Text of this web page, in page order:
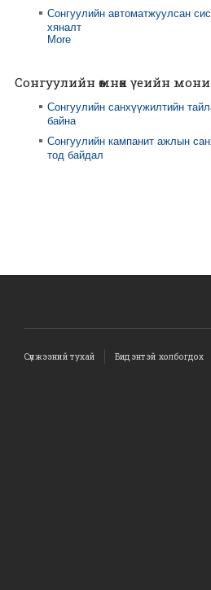
Сонгуулийн автоматжуулсан
хяналт
More
Сонгуулийн өмнөх үеийн
Сонгуулийн санхүүжилтийн
байна
Сонгуулийн кампанит ажлын
тод байдал
Сүлжээний тухай Бидэнтэй холбогдох